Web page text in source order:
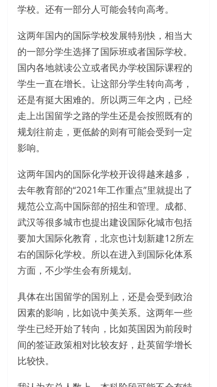
学校。还有一部分人可能会转向高考。
这两年国内的国际学校发展特别快，相当大
的一部分学生选择了国际班或者国际学校。
国内各地就读公立或者民办学校国际课程的
学生一直在增长。让这部分学生转向高考，
还是有挺大困难的。所以两三年之内，已经
走上出国留学之路的学生还是会按照既有的
规划往前走，更低龄的则有可能会受到一定
影响。
这两年国内的国际化学校开设得越来越多，
去年教育部的“2021年工作重点”里就提出了
规范公立高中国际部的招生和管理。成都、
武汉等很多城市也提出建设国际化城市包括
要加大国际化教育，北京也计划新建12所左
右的国际化学校。所以在进入到国际化体系
方面，不少学生会有所规划。
具体在出国留学的国别上，还是会受到政治
因素的影响，比如说中美关系。这两年一些
学生已经开始了转向，比如英国因为前段时
间的签证政策相对比较友好，赴英留学增长
比较快。